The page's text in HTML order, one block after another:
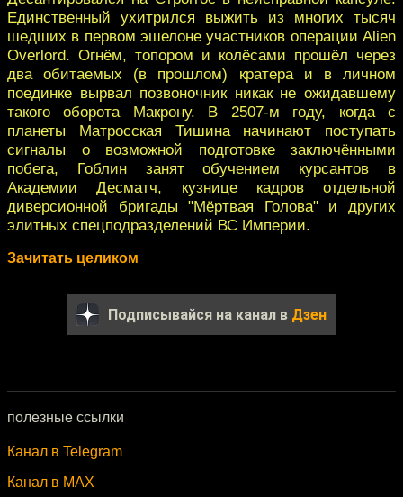
Единственный ухитрился выжить из многих тысяч
шедших в первом эшелоне участников операции Alien
Overlord. Огнём, топором и колёсами прошёл через
два обитаемых (в прошлом) кратера и в личном
поединке вырвал позвоночник никак не ожидавшему
такого оборота Макрону. В 2507-м году, когда с
планеты Матросская Тишина начинают поступать
сигналы о возможной подготовке заключёнными
побега, Гоблин занят обучением курсантов в
Академии Десматч, кузнице кадров отдельной
диверсионной бригады "Мёртвая Голова" и других
элитных спецподразделений ВС Империи.
Зачитать целиком
Подписывайся на канал в Дзен
полезные ссылки
Канал в Telegram
Канал в MAX